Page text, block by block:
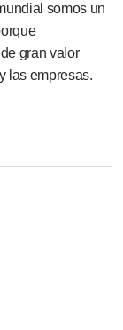
somos un
gran valor
las empresas.